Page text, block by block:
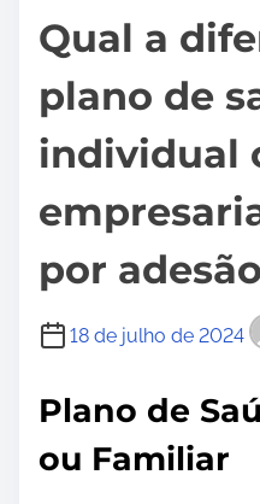
Qual a
plano de
individual
por
18 de julho de 2024
Plano de
ou Familiar